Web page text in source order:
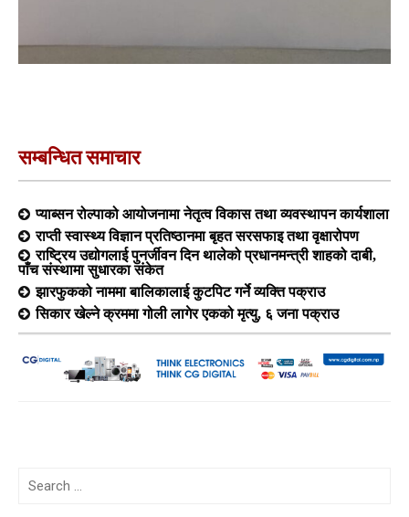
सम्बन्धित समाचार
प्याब्सन रोल्पाको आयोजनामा नेतृत्व विकास तथा व्यवस्थापन कार्यशाला
राप्ती स्वास्थ्य विज्ञान प्रतिष्ठानमा बृहत सरसफाइ तथा वृक्षारोपण
राष्ट्रिय उद्योगलाई पुनर्जीवन दिन थालेको प्रधानमन्त्री शाहको दाबी,
पाँच संस्थामा सुधारका संकेत
झारफुकको नाममा बालिकालाई कुटपिट गर्ने व्यक्ति पक्राउ
सिकार खेल्ने क्रममा गोली लागेर एकको मृत्यु, ६ जना पक्राउ
Search